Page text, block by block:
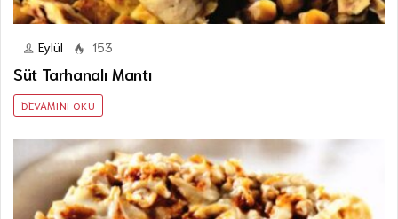
Eylül 153
Süt Tarhanalı Mantı
DEVAMINI OKU